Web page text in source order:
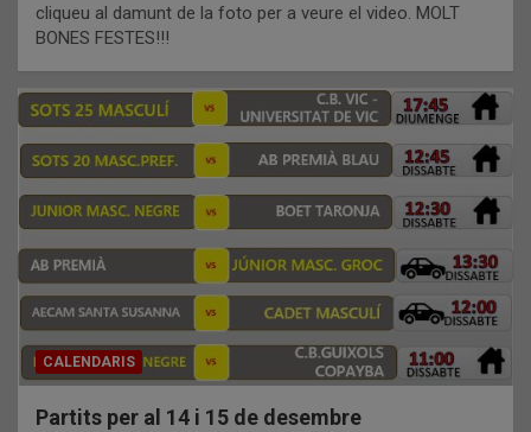
cliqueu al damunt de la foto per a veure el video. MOLT
BONES FESTES!!!
CALENDARIS
Partits per al 14 i 15 de desembre